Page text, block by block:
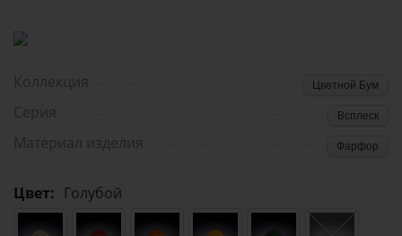
Коллекция Цветной Бум
Серия Всплеск
Материал изделия Фарфор
Цвет: Голубой